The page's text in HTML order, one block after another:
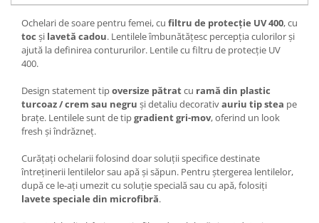
Ochelari de soare pentru femei, cu filtru de protecție UV 400, cu
toc și lavetă cadou. Lentilele îmbunătățesc percepția culorilor și
ajută la definirea contururilor. Lentile cu filtru de protecție UV
400.
Design statement tipoversize pătratcu ramă din plastic
turcoaz / crem sau negru și detaliu decorativauriu tip stea pe
brațe. Lentilele sunt de tipgradient gri-mov, oferind un look
fresh și îndrăzneț.
Curățați ochelarii folosind doar soluții specifice destinate
întreținerii lentilelor sau apă și săpun. Pentru ștergerea lentilelor,
după ce le-ați umezit cu soluție specială sau cu apă, folosiți
lavete speciale din microfibră.